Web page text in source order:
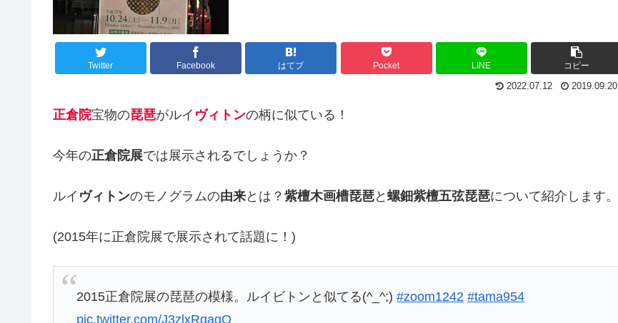
Twitter Facebook はてブ Pocket LINE コピー
2022.07.12 2019.09.20
正倉院宝物の琵琶がルイ ヴィトンの柄に似ている！
今年の正倉院展では展示されるでしょうか？
ルイ ヴィトンのモノグラムの由来とは？ 紫檀木画槽琵琶と 螺鈿紫檀五弦琵琶について紹介します。
(2015年に正倉院展で展示されて話題に！)
2015正倉院展の琵琶の模様。ルイビトンと似てる(^_^;)#zoom1242 #tama954
pic.twitter.com/J3zlxRgagQ